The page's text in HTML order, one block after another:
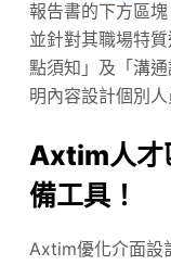
報告書的下方區
並針對其職場特
點須知」及「溝
明內容設計個別
Axtim人才
備工具！
Axtim優化介面設